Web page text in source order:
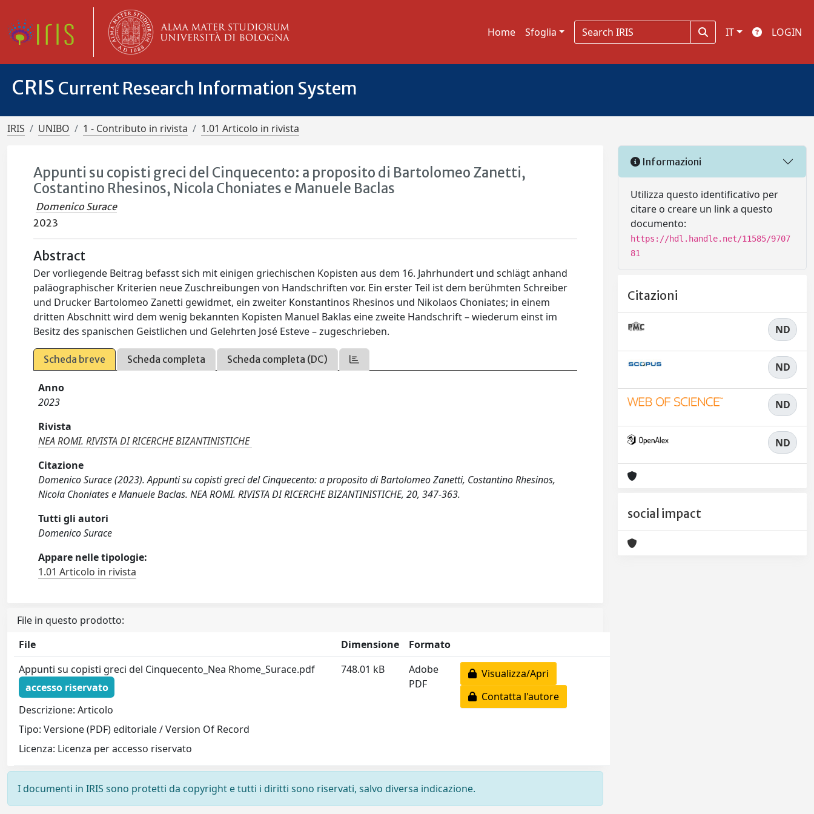
Home Sfoglia IT LOGIN
CRIS Current Research Information System
IRIS UNIBO 1 - Contributo in rivista 1.01 Articolo in rivista
Appunti su copisti greci del Cinquecento: a proposito di Bartolomeo Zanetti,
Costantino Rhesinos, Nicola Choniates e Manuele Baclas
Domenico Surace
2023
Abstract
Der vorliegende Beitrag befasst sich mit einigen griechischen Kopisten aus dem 16. Jahrhundert und schlägt anhand
paläographischer Kriterien neue Zuschreibungen von Handschriften vor. Ein erster Teil ist dem berühmten Schreiber
und Drucker Bartolomeo Zanetti gewidmet, ein zweiter Konstantinos Rhesinos und Nikolaos Choniates; in einem
dritten Abschnitt wird dem wenig bekannten Kopisten Manuel Baklas eine zweite Handschrift – wiederum einst im
Besitz des spanischen Geistlichen und Gelehrten José Esteve – zugeschrieben.
Scheda breve Scheda completa Scheda completa (DC)
Anno
2023
Rivista
NEA ROMI. RIVISTA DI RICERCHE BIZANTINISTICHE
Citazione
Domenico Surace (2023). Appunti su copisti greci del Cinquecento: a proposito di Bartolomeo Zanetti, Costantino Rhesinos,
Nicola Choniates e Manuele Baclas. NEA ROMI. RIVISTA DI RICERCHE BIZANTINISTICHE, 20, 347-363.
Tutti gli autori
Domenico Surace
Appare nelle tipologie:
1.01 Articolo in rivista
File in questo prodotto:
File
Dimensione
Formato
Appunti su copisti greci del Cinquecento_Nea Rhome_Surace.pdf
accesso riservato
Descrizione: Articolo
Tipo: Versione (PDF) editoriale / Version Of Record
Licenza: Licenza per accesso riservato
748.01 kB
Adobe
PDF
Visualizza/Apri
Contatta l'autore
I documenti in IRIS sono protetti da copyright e tutti i diritti sono riservati, salvo diversa indicazione.
Informazioni
Utilizza questo identificativo per
citare o creare un link a questo
documento:
https://hdl.handle.net/11585/9707
81
Citazioni
ND
ND
ND
ND
social impact